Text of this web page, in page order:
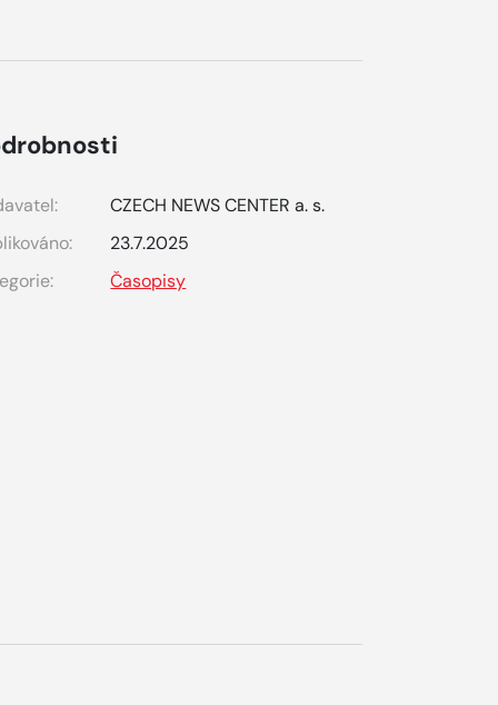
CZECH NEWS CENTER a. s.
23.7.2025
Časopisy